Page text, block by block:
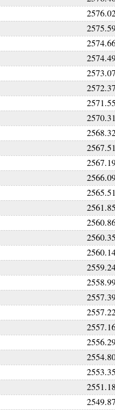
2573.07
2572.37
2571.55
2570.31
2567.51
2565.51
2561.85
2560.35
2553.35
2551.18
2549.87